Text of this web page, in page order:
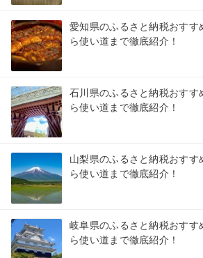
愛知県のふるさと納税おすす
ら使い道まで徹底紹介！
石川県のふるさと納税おすす
ら使い道まで徹底紹介！
山梨県のふるさと納税おす
ら使い道まで徹底紹介！
岐阜県のふるさと納税おすす
ら使い道まで徹底紹介！